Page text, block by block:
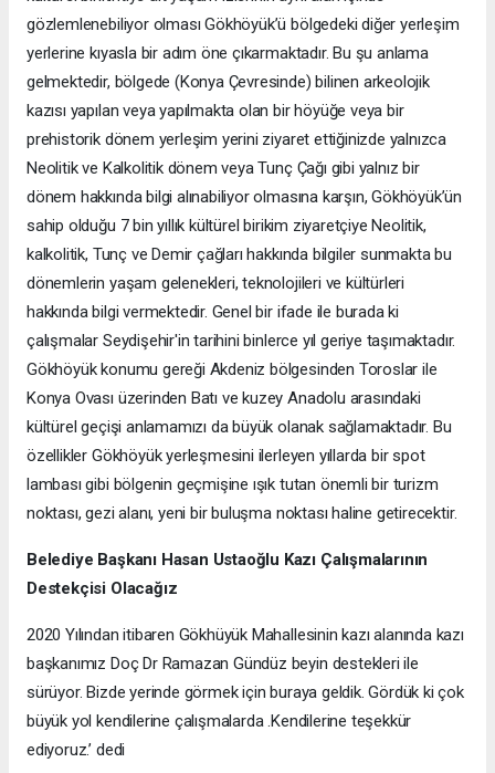
gözlemlenebiliyor olması Gökhöyük’ü bölgedeki diğer yerleşim
yerlerine kıyasla bir adım öne çıkarmaktadır. Bu şu anlama
gelmektedir, bölgede (Konya Çevresinde) bilinen arkeolojik
kazısı yapılan veya yapılmakta olan bir höyüğe veya bir
prehistorik dönem yerleşim yerini ziyaret ettiğinizde yalnızca
Neolitik ve Kalkolitik dönem veya Tunç Çağı gibi yalnız bir
dönem hakkında bilgi alınabiliyor olmasına karşın, Gökhöyük’ün
sahip olduğu 7 bin yıllık kültürel birikim ziyaretçiye Neolitik,
kalkolitik, Tunç ve Demir çağları hakkında bilgiler sunmakta bu
dönemlerin yaşam gelenekleri, teknolojileri ve kültürleri
hakkında bilgi vermektedir. Genel bir ifade ile burada ki
çalışmalar Seydişehir'in tarihini binlerce yıl geriye taşımaktadır.
Gökhöyük konumu gereği Akdeniz bölgesinden Toroslar ile
Konya Ovası üzerinden Batı ve kuzey Anadolu arasındaki
kültürel geçişi anlamamızı da büyük olanak sağlamaktadır. Bu
özellikler Gökhöyük yerleşmesini ilerleyen yıllarda bir spot
lambası gibi bölgenin geçmişine ışık tutan önemli bir turizm
noktası, gezi alanı, yeni bir buluşma noktası haline getirecektir.
Belediye Başkanı Hasan Ustaoğlu Kazı Çalışmalarının
Destekçisi Olacağız
2020 Yılından itibaren Gökhüyük Mahallesinin kazı alanında kazı
başkanımız Doç Dr Ramazan Gündüz beyin destekleri ile
sürüyor. Bizde yerinde görmek için buraya geldik. Gördük ki çok
büyük yol kendilerine çalışmalarda .Kendilerine teşekkür
ediyoruz.’ dedi